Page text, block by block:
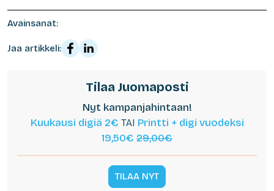
Avainsanat:
Jaa artikkeli:
Tilaa Juomaposti
Nyt kampanjahintaan!
Kuukausi digiä 2€ TAI Printti + digi vuodeksi
19,50€ 29,00€
TILAA NYT